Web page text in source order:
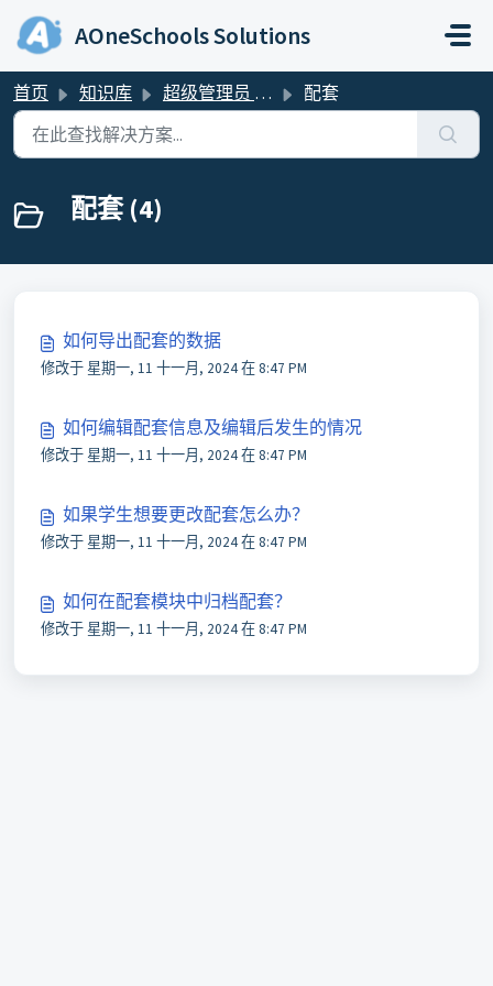
跳过至主要内容
AOneSchools Solutions
首页 知识库 超级管理员 & 管理员 配套
配套 (4)
如何导出配套的数据
修改于 星期一, 11 十一月, 2024 在 8:47 PM
如何编辑配套信息及编辑后发生的情况
修改于 星期一, 11 十一月, 2024 在 8:47 PM
如果学生想要更改配套怎么办？
修改于 星期一, 11 十一月, 2024 在 8:47 PM
如何在配套模块中归档配套？
修改于 星期一, 11 十一月, 2024 在 8:47 PM